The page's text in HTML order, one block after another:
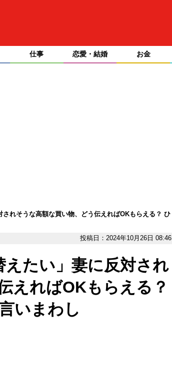
仕事 恋愛・結婚 お金
されそうな高額な買い物、どう伝えればOKもらえる？ ひ
投稿日：2024年10月26日 08:46
えたい」妻に反対され
えればOKもらえる？
いまわし